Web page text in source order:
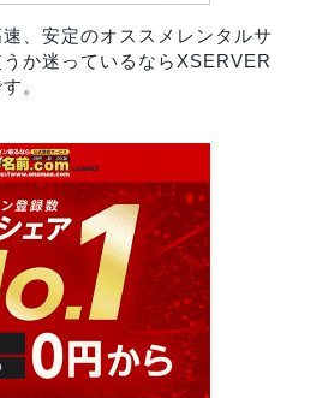
、安定のオススメレンタルサ
か迷っているならXSERVER
。